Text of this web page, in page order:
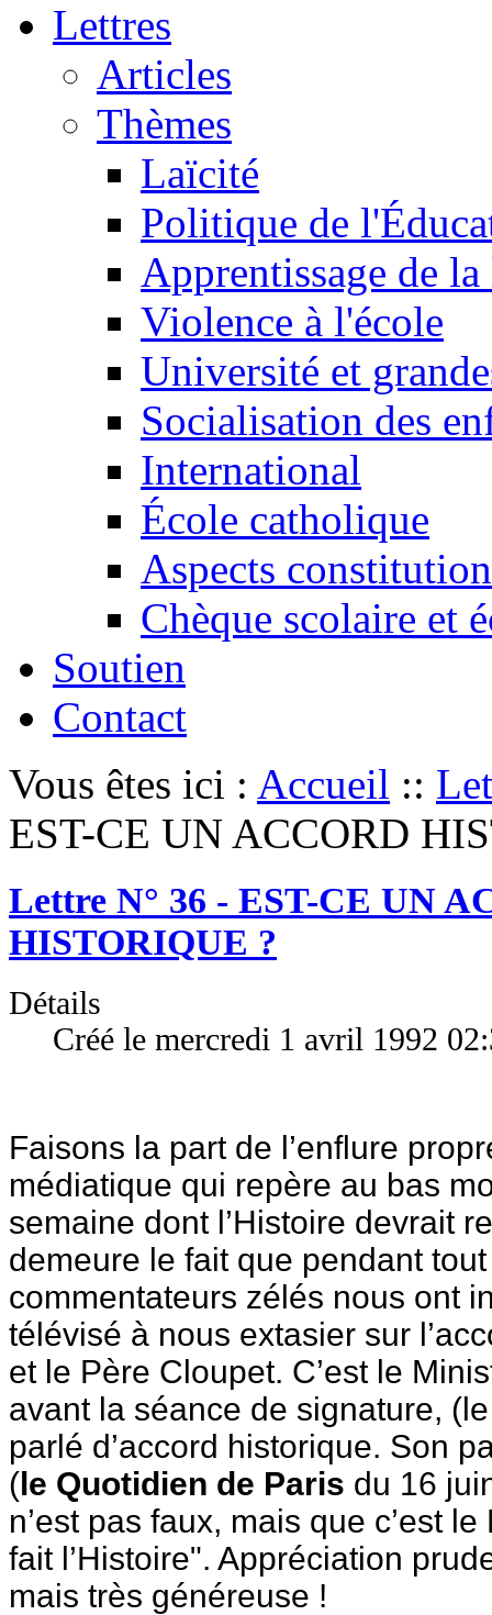
Lettres
Articles
Thèmes
Laïcité
Politique de
Apprentissage de
Violence à l'école
Université et
Socialisation des
International
École catholique
Aspects
Chèque scolaire et
Soutien
Contact
Vous êtes ici : Accueil ::
EST-CE UN ACCORD
Lettre N° 36 - EST-CE UN
HISTORIQUE ?
Détails
Créé le mercredi 1 avril 1992
Faisons la part de l’enflure
médiatique qui repère au bas
semaine dont l’Histoire devrait
demeure le fait que pendant
commentateurs zélés nous ont
télévisé à nous extasier sur
et le Père Cloupet. C’est le
avant la séance de signature,
parlé d’accord historique. Son
(le Quotidien de Paris du 16
n’est pas faux, mais que c’est
fait l’Histoire". Appréciation
mais très généreuse !